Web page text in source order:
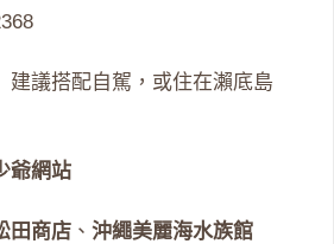
建議搭配自駕，或住在瀨底島
爺網站
田商店 、 沖繩美麗海水族館